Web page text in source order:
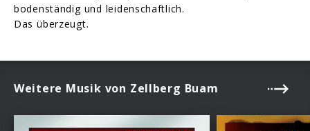
bodenständig und leidenschaftlich.
Das überzeugt.
Weitere Musik von Zellberg Buam